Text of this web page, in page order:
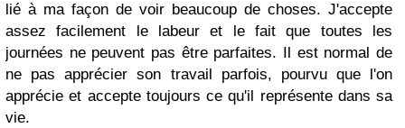
lié à ma façon de voir beaucoup de choses. J'accepte
assez facilement le labeur et le fait que toutes les
journées ne peuvent pas être parfaites. Il est normal de
ne pas apprécier son travail parfois, pourvu que l'on
apprécie et accepte toujours ce qu'il représente dans sa
vie.